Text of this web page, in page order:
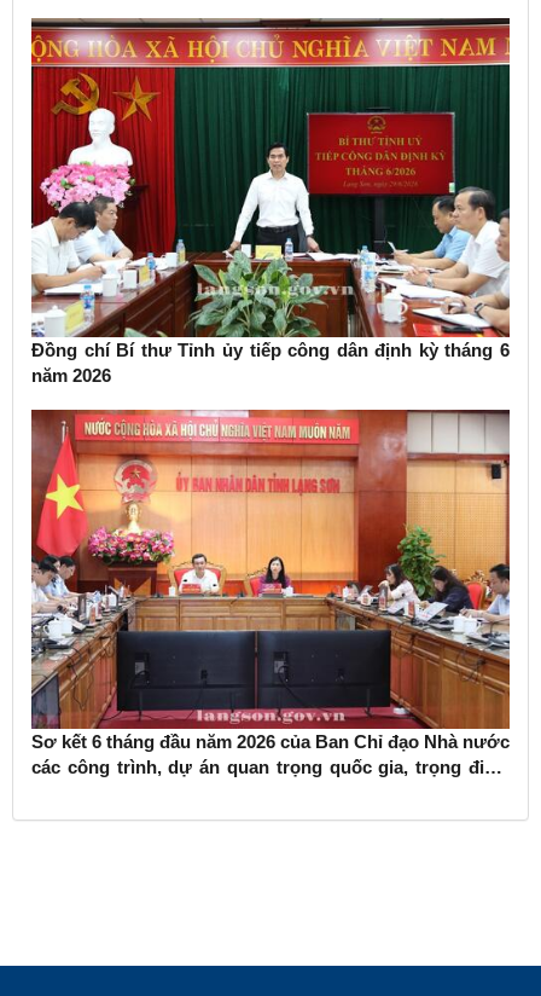
Đồng chí Bí thư Tỉnh ủy tiếp công dân định kỳ tháng 6
năm 2026
Sơ kết 6 tháng đầu năm 2026 của Ban Chỉ đạo Nhà nước
các công trình, dự án quan trọng quốc gia, trọng điểm